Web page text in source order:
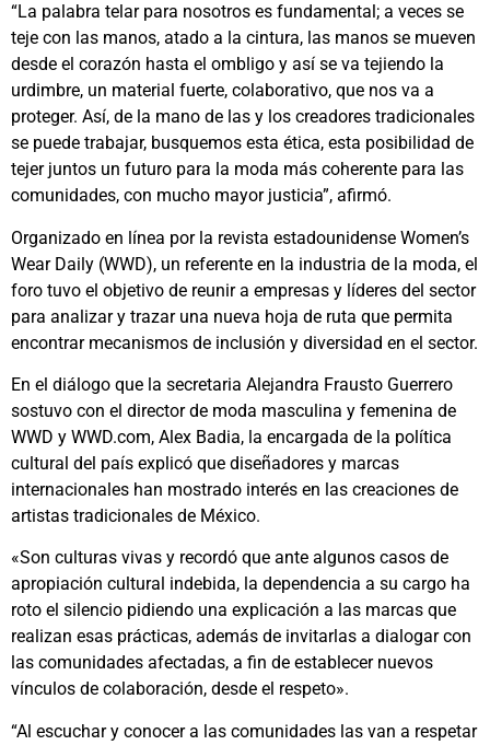
“La palabra telar para nosotros es fundamental; a veces se
teje con las manos, atado a la cintura, las manos se mueven
desde el corazón hasta el ombligo y así se va tejiendo la
urdimbre, un material fuerte, colaborativo, que nos va a
proteger. Así, de la mano de las y los creadores tradicionales
se puede trabajar, busquemos esta ética, esta posibilidad de
tejer juntos un futuro para la moda más coherente para las
comunidades, con mucho mayor justicia”, afirmó.
Organizado en línea por la revista estadounidense Women’s
Wear Daily (WWD), un referente en la industria de la moda, el
foro tuvo el objetivo de reunir a empresas y líderes del sector
para analizar y trazar una nueva hoja de ruta que permita
encontrar mecanismos de inclusión y diversidad en el sector.
En el diálogo que la secretaria Alejandra Frausto Guerrero
sostuvo con el director de moda masculina y femenina de
WWD y WWD.com, Alex Badia, la encargada de la política
cultural del país explicó que diseñadores y marcas
internacionales han mostrado interés en las creaciones de
artistas tradicionales de México.
«Son culturas vivas y recordó que ante algunos casos de
apropiación cultural indebida, la dependencia a su cargo ha
roto el silencio pidiendo una explicación a las marcas que
realizan esas prácticas, además de invitarlas a dialogar con
las comunidades afectadas, a fin de establecer nuevos
vínculos de colaboración, desde el respeto».
“Al escuchar y conocer a las comunidades las van a respetar